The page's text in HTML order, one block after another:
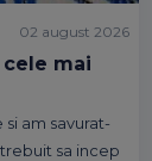
mai
am savurat-
sa incep
02 august 2026